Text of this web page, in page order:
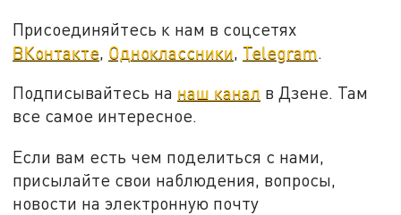
Присоединяйтесь к нам в соцсетях
ВКонтакте, Одноклассники, Telegram.
Подписывайтесь на наш канал в Дзене. Там
все самое интересное.
Если вам есть чем поделиться с нами,
присылайте свои наблюдения, вопросы,
новости на электронную почту